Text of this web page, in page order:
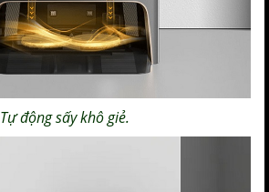
Tự động sấy khô giẻ.